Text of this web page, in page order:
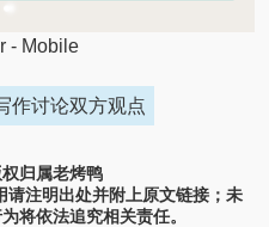
作讨论双方观点
归属老烤鸭
请注明出处并附上原文链接；未
将依法追究相关责任。